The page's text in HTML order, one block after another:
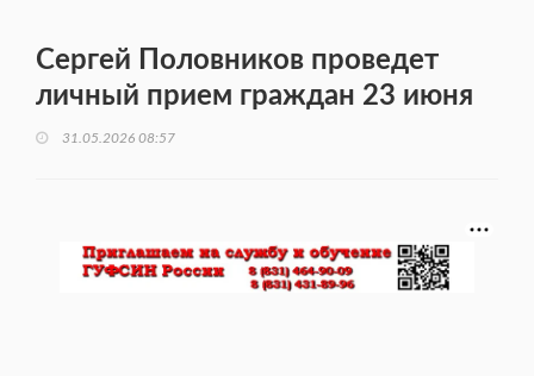
Сергей Половников проведет
личный прием граждан 23 июня
31.05.2026 08:57